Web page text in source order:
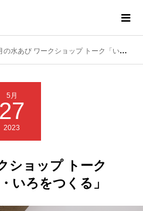
水あび ワークショップ トーク「いろをみつける・いろをつくる」
5月
27
2023
ショップ トーク
いろをつくる」